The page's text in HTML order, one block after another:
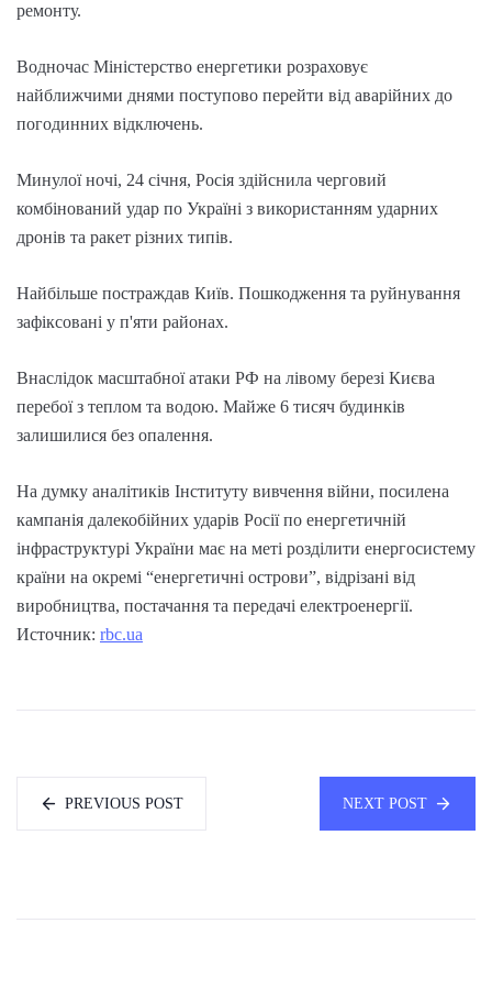
ремонту.
Водночас Міністерство енергетики розраховує
найближчими днями поступово перейти від аварійних до
погодинних відключень.
Минулої ночі, 24 січня, Росія здійснила черговий
комбінований удар по Україні з використанням ударних
дронів та ракет різних типів.
Найбільше постраждав Київ. Пошкодження та руйнування
зафіксовані у п'яти районах.
Внаслідок масштабної атаки РФ на лівому березі Києва
перебої з теплом та водою. Майже 6 тисяч будинків
залишилися без опалення.
На думку аналітиків Інституту вивчення війни, посилена
кампанія далекобійних ударів Росії по енергетичній
інфраструктурі України має на меті розділити енергосистему
країни на окремі “енергетичні острови”, відрізані від
виробництва, постачання та передачі електроенергії.
Источник: rbc.ua
PREVIOUS POST NEXT POST